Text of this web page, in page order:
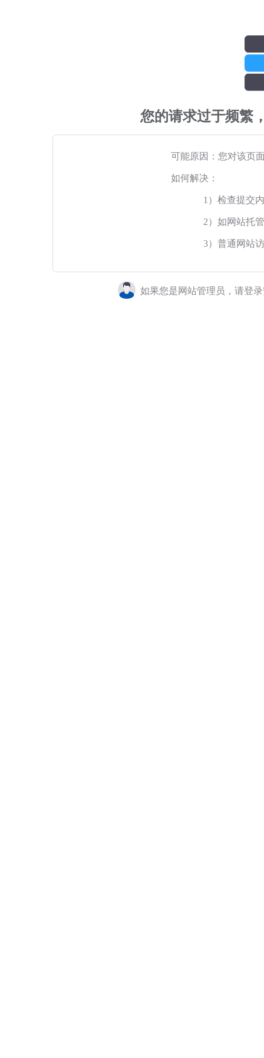
您的请求过于频繁
可能原因：您对该页
如何解决：
1）检查提交
2）如网站托
3）普通网站
如果您是网站管理员，请登